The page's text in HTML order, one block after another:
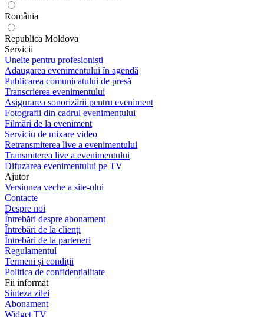
România
Republica Moldova
Servicii
Unelte pentru profesioniști
Adaugarea evenimentului în agendă
Publicarea comunicatului de presă
Transcrierea evenimentului
Asigurarea sonorizării pentru eveniment
Fotografii din cadrul evenimentului
Filmări de la eveniment
Serviciu de mixare video
Retransmiterea live a evenimentului
Transmiterea live a evenimentului
Difuzarea evenimentului pe TV
Ajutor
Versiunea veche a site-ului
Contacte
Despre noi
Întrebări despre abonament
Întrebări de la clienți
Întrebări de la parteneri
Regulamentul
Termeni și condiții
Politica de confidențialitate
Fii informat
Sinteza zilei
Abonament
Widget TV